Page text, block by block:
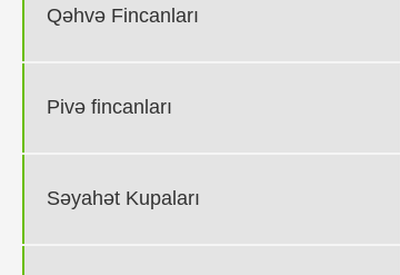
Qəhvə Fincanları
Pivə fincanları
Səyahət Kupaları